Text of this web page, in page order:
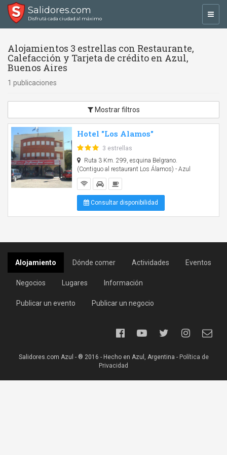
Salidores.com
Disfrutá cada ciudad al máximo
Alojamientos 3 estrellas con Restaurante,
Calefacción y Tarjeta de crédito en Azul,
Buenos Aires
1 publicaciones
Mostrar filtros
Hotel "Los Alamos"
3 estrellas
Ruta 3 Km. 299, esquina Belgrano.
(Contiguo al restaurant Los Álamos) - Azul
Consultar disponibilidad
Alojamiento Dónde comer Actividades Eventos
Negocios Lugares Información
Publicar un evento Publicar un negocio
Salidores.com Azul - ® 2016 - Hecho en Azul, Argentina - Política de
Privacidad